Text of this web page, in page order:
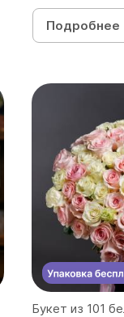
Подробнее
Букет из 101